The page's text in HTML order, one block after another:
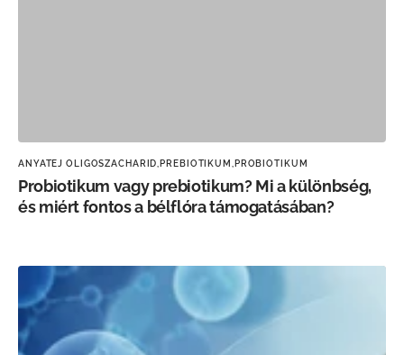
ANYATEJ OLIGOSZACHARID, PREBIOTIKUM, PROBIOTIKUM
Probiotikum vagy prebiotikum? Mi a különbség,
és miért fontos a bélflóra támogatásában?